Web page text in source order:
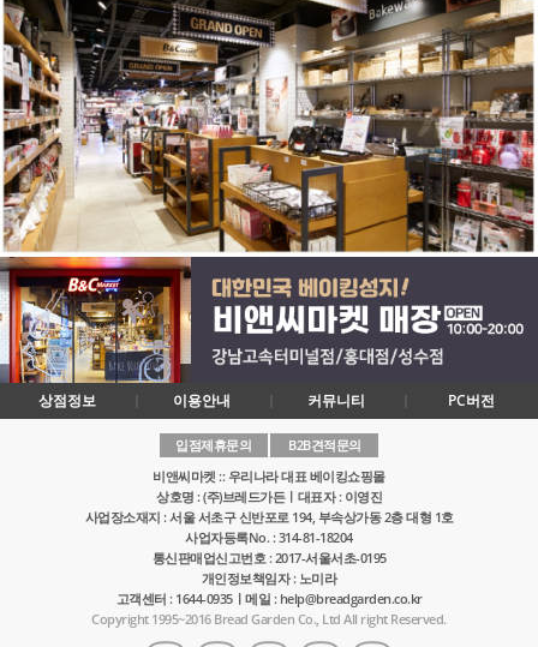
상점정보 이용안내 커뮤니티 PC버전
입점제휴문의
B2B견적문의
비앤씨마켓 :: 우리나라 대표 베이킹쇼핑몰
상호명 : (주)브레드가든ㅣ대표자 : 이영진
사업장소재지 : 서울 서초구 신반포로 194, 부속상가동 2층 대형 1호
사업자등록No. : 314-81-18204
통신판매업신고번호 : 2017-서울서초-0195
개인정보책임자 : 노미라
고객센터 : 1644-0935ㅣ메일 : help@breadgarden.co.kr
Copyright 1995~2016 Bread Garden Co., Ltd All right Reserved.